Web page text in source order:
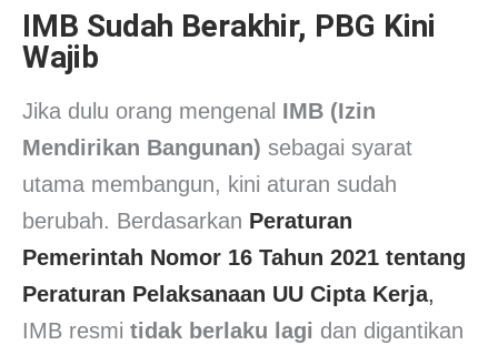
IMB Sudah Berakhir, PBG Kini
Wajib
Jika dulu orang mengenal IMB (Izin
Mendirikan Bangunan) sebagai syarat
utama membangun, kini aturan sudah
berubah. Berdasarkan Peraturan
Pemerintah Nomor 16 Tahun 2021 tentang
Peraturan Pelaksanaan UU Cipta Kerja,
IMB resmi tidak berlaku lagi dan digantikan